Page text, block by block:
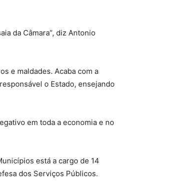
da Câmara”, diz Antonio
e maldades. Acaba com a
o Estado, ensejando
em toda a economia e no
está a cargo de 14
dos Serviços Públicos.